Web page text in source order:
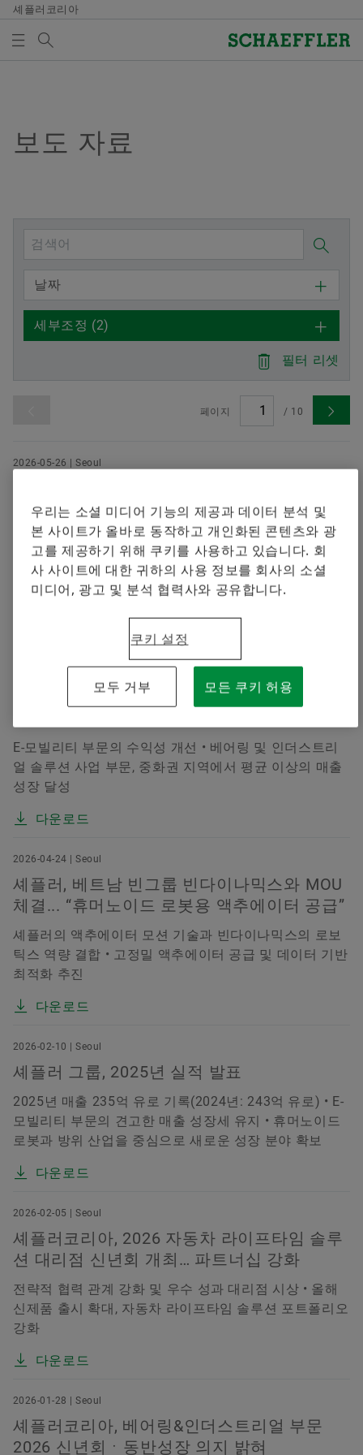
셰플러코리아
회사
구매 및 공급업체 관리
판매
그룹
제품과 솔루션
Vehicle Lifetime Solutions
Bearings & Industrial Solutions
디지털 제품
인재 채용
기입항목
종사자
훈련 기관
미디어
미디어 라이브러리
소셜 뉴스
날짜와 이벤트
미디어 장바구니에 품목이 없습니다. 새 엘리먼트 버튼
참고
여러 매체를 장바구니에 모아 한 번에 주문하
실 수 있습니다. 각 매체의 최대 주문 수량은
20개입니다. 무료 구입한 재료를 판매하는 것
은 허용되지 않습니다.
지금 주문하기
보도 자료
날짜
세부조정 (2)
필터 리셋
페이지 / 10
2026-05-26 | Seoul
(EVERGREEN)’ 13기 본격 활동… 오는 8월 베
트남서 물 관련 봉사활동 전개
8월 베트남 봉사활동에 앞서 사전 활동 진행 • 정수기 설
치 지원 및 식수 위생 및 물 안전, 기후 인식 교육 봉사 예
2026-05-12 | Seoul
셰플러 그룹, 2026년 순조로운 출발...1분기
E-모빌리티 부문의 수익성 개선 • 베어링 및 인더스트리
얼 솔루션 사업 부문, 중화권 지역에서 평균 이상의 매출
성장 달성
다운로드
2026-04-24 | Seoul
셰플러, 베트남 빈그룹 빈다이나믹스와 MOU
체결... “휴머노이드 로봇용 액추에이터 공급”
셰플러의 액추에이터 모션 기술과 빈다이나믹스의 로보
틱스 역량 결합 • 고정밀 액추에이터 공급 및 데이터 기반
최적화 추진
다운로드
2026-02-10 | Seoul
셰플러 그룹, 2025년 실적 발표
2025년 매출 235억 유로 기록(2024년: 243억 유로) • E-
모빌리티 부문의 견고한 매출 성장세 유지 • 휴머노이드
로봇과 방위 산업을 중심으로 새로운 성장 분야 확보
다운로드
2026-02-05 | Seoul
셰플러코리아, 2026 자동차 라이프타임 솔루
션 대리점 신년회 개최… 파트너십 강화
전략적 협력 관계 강화 및 우수 성과 대리점 시상 • 올해
신제품 출시 확대, 자동차 라이프타임 솔루션 포트폴리오
강화
다운로드
2026-01-28 | Seoul
셰플러코리아, 베어링&인더스트리얼 부문
2026 신년회ㆍ동반성장 의지 밝혀
우리는 소셜 미디어 기능의 제공과 데이터 분석 및
본 사이트가 올바로 동작하고 개인화된 콘텐츠와 광
고를 제공하기 위해 쿠키를 사용하고 있습니다. 회
사 사이트에 대한 귀하의 사용 정보를 회사의 소셜
미디어, 광고 및 분석 협력사와 공유합니다.
쿠키 설정
모두 거부 모든 쿠키 허용